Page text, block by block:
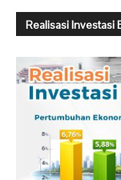
Realisasi Investasi